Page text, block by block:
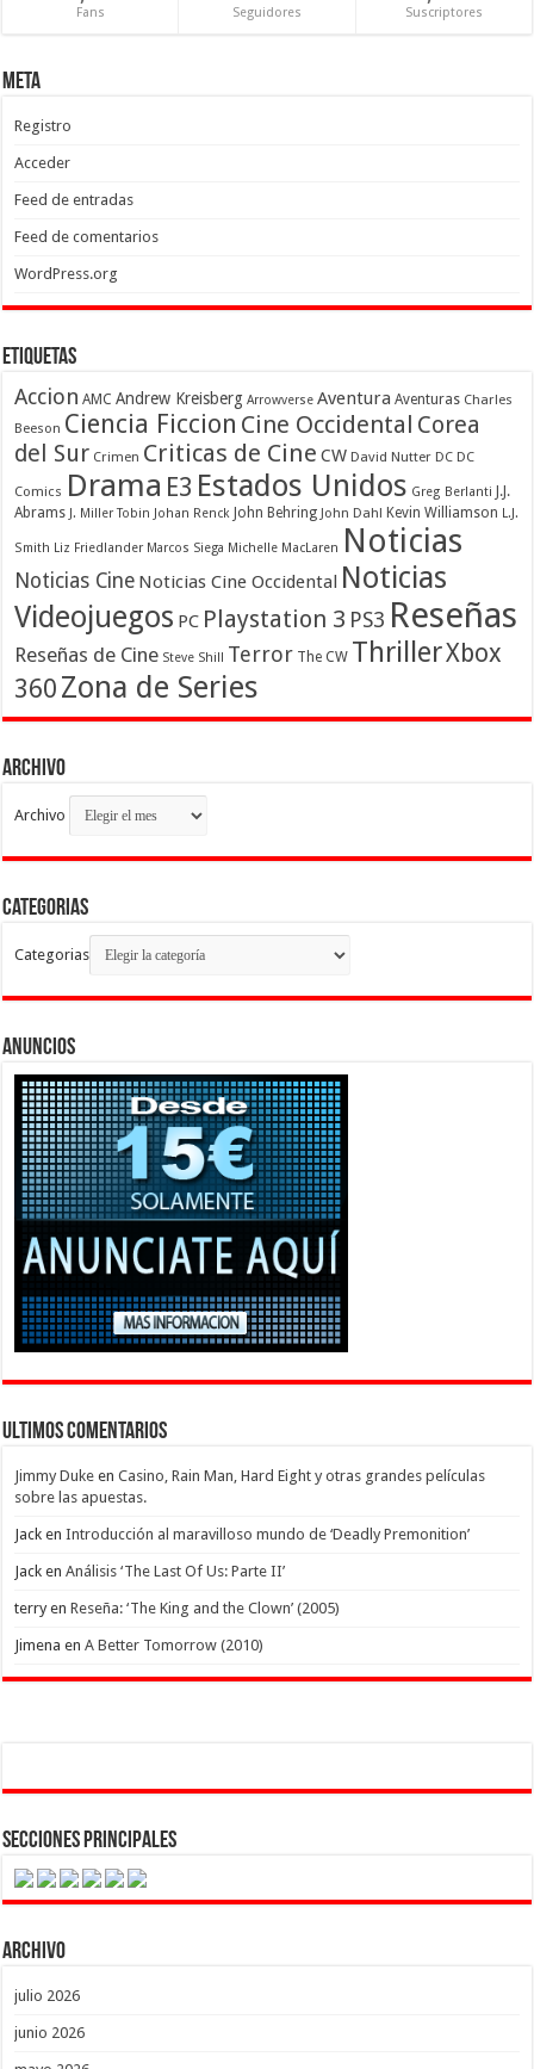
Fans Seguidores Suscriptores
Meta
Registro
Acceder
Feed de entradas
Feed de comentarios
WordPress.org
Etiquetas
Accion AMC Andrew Kreisberg Arrowverse Aventura Aventuras Charles
Beeson Ciencia Ficcion Cine Occidental Corea
del Sur Crimen Criticas de Cine CW David Nutter DC DC
Comics Drama E3 Estados Unidos Greg Berlanti J.J.
Abrams J. Miller Tobin Johan Renck John Behring John Dahl Kevin Williamson L.J.
Smith Liz Friedlander Marcos Siega Michelle MacLaren Noticias
Noticias Cine Noticias Cine Occidental Noticias
Videojuegos PC Playstation 3 PS3 Reseñas
Reseñas de Cine Steve Shill Terror The CW ThrillerXbox
360 Zona de Series
Archivo
Archivo
Categorias
Categorias
Anuncios
Ultimos Comentarios
Jimmy Duke enCasino, Rain Man, Hard Eight y otras grandes películas
sobre las apuestas.
Jack enIntroducción al maravilloso mundo de ‘Deadly Premonition’
Jack enAnálisis ‘The Last Of Us: Parte II’
terryenReseña: ‘The King and the Clown’ (2005)
Jimena enA Better Tomorrow (2010)
Secciones Principales
Archivo
julio 2026
junio 2026